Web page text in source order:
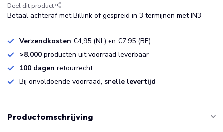
Deel dit product
Betaal achteraf met Billink of gespreid in 3 termijnen met IN3
Verzendkosten €4,95 (NL) en €7,95 (BE)
>8.000 producten uit voorraad leverbaar
100 dagen retourrecht
Bij onvoldoende voorraad, snelle levertijd
Productomschrijving